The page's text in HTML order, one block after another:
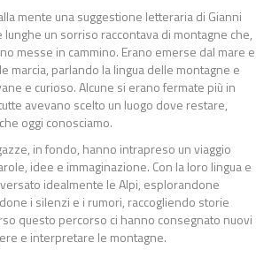
mente una suggestione letteraria di Gianni
lunghe un sorriso raccontava di montagne che,
messe in cammino. Erano emerse dal mare e
marcia, parlando la lingua delle montagne e
e curioso. Alcune si erano fermate più in
avevano scelto un luogo dove restare,
oggi conosciamo.
in fondo, hanno intrapreso un viaggio
idee e immaginazione. Con la loro lingua e
idealmente le Alpi, esplorandone
i silenzi e i rumori, raccogliendo storie
questo percorso ci hanno consegnato nuovi
e interpretare le montagne.